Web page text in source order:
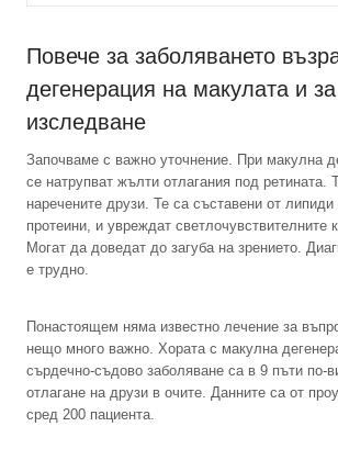
Повече за заболяването
дегенерация на макулата и
изследване
Започваме с важно уточнение. При макулна
се натрупват жълти отлагания под ретината.
наречените друзи. Те са съставени от
протеини, и увреждат светлочувствителните
Могат да доведат до загуба на зрението.
е трудно.
Понастоящем няма известно лечение за
нещо много важно. Хората с макулна
сърдечно-съдово заболяване са в 9 пъти по-
отлагане на друзи в очите. Данните са от
сред 200 пациента.